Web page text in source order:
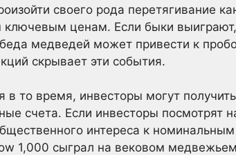
своего рода перетягивание
ценам. Если быки
медведей может привести к
скрывает эти события.
в то время, инвесторы могут
счета. Если инвесторы посмотрят
интереса к
1,000 сыграл на вековом